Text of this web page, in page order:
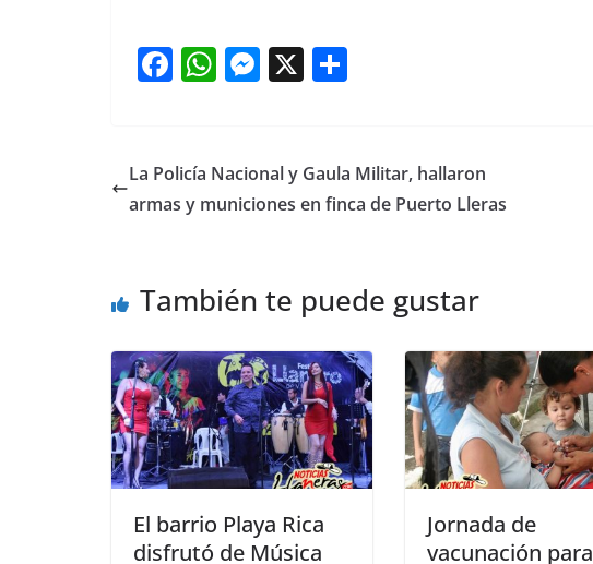
F
e
b
k
W
s
A
M
e
n
X
e
La Policía Nacional y Gaula Militar, hallaron
armas y municiones en finca de Puerto Lleras
También te puede gustar
El barrio Playa Rica
disfrutó de Música
Jornada de
vacunación para